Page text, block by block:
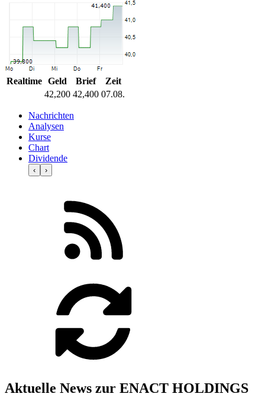
Realtime Geld Brief
Zeit
42,200 42,400 07.08.
Nachrichten
Analysen
Kurse
Chart
Dividende
‹ ›
Aktuelle News zur ENACT HOLDINGS